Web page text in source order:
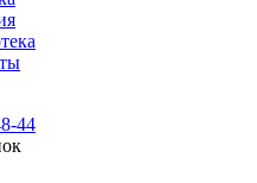
44